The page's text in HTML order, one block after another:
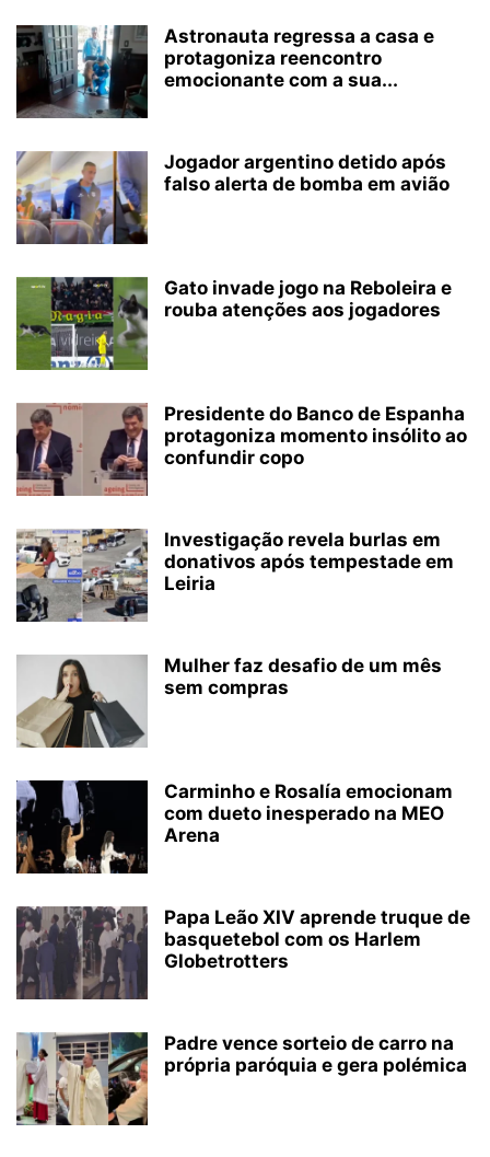
Astronauta regressa a casa e
protagoniza reencontro
emocionante com a sua...
Jogador argentino detido após
falso alerta de bomba em avião
Gato invade jogo na Reboleira e
rouba atenções aos jogadores
Presidente do Banco de Espanha
protagoniza momento insólito ao
confundir copo
Investigação revela burlas em
donativos após tempestade em
Leiria
Mulher faz desafio de um mês
sem compras
Carminho e Rosalía emocionam
com dueto inesperado na MEO
Arena
Papa Leão XIV aprende truque de
basquetebol com os Harlem
Globetrotters
Padre vence sorteio de carro na
própria paróquia e gera polémica